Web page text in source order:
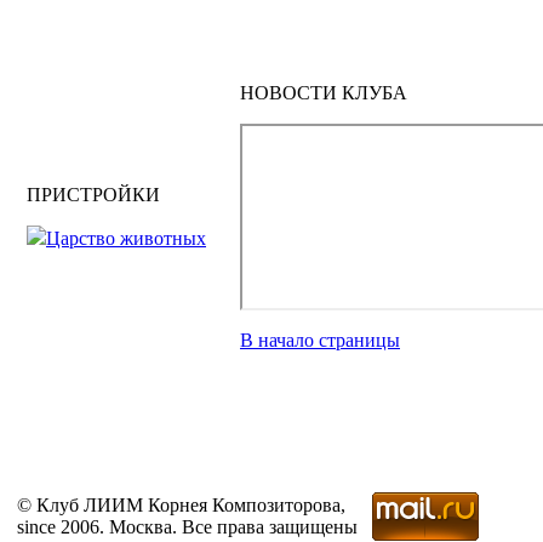
ПРИСТРОЙКИ
Царство животных
НОВОСТИ КЛУБА
В начало страницы
© Клуб ЛИИМ Корнея Композиторова,
since 2006. Москва. Все права защищены